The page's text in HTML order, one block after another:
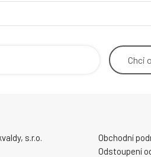
Chci
s.r.o.
Obchodní
Odstoupení